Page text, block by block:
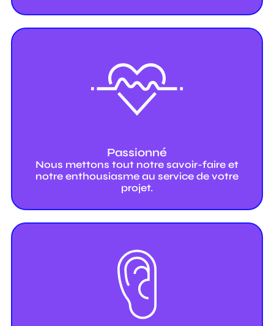
Passionné
Nous mettons tout notre savoir-faire et
notre enthousiasme au service de votre
projet.